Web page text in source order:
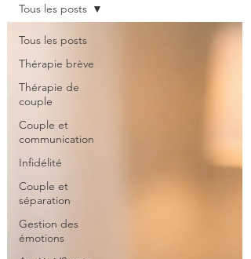
Tous les posts
Thérapie brève
Thérapie de
couple
Couple et
communication
Infidélité
Couple et
séparation
Gestion des
émotions
Tous les posts